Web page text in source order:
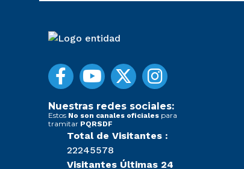
Nuestras redes sociales:
Estos No son canales oficiales para
tramitar PQRSDF
Total de Visitantes :
22245578
Visitantes Últimas 24